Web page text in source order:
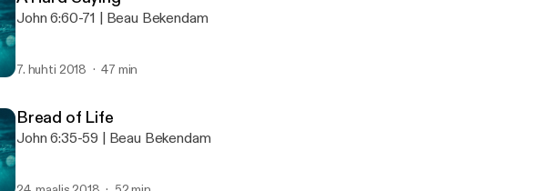
John 6:60-71 | Beau Bekendam
7. huhti 2018 47 min
Bread of Life
John 6:35-59 | Beau Bekendam